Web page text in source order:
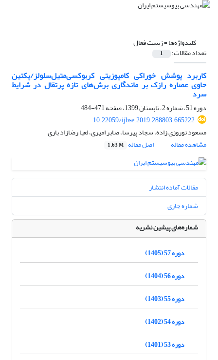
کلیدواژه‌ها =زیست فعال
تعداد مقالات: 1
کاربرد پوشش خوراکی کامپوزیتی کربوکسی‌متیل‌سلولز/پکتین
حاوی عصاره رازک بر ماندگاری برش‌های تازه پرتقال در شرایط
سرد
دوره 51، شماره 2، تابستان 1399، صفحه
471-484
10.22059/ijbse.2019.288803.665222
مسعود نوروزی زاده، سجاد پیرسا، صابر امیری، لعیا رضازاد باری
مشاهده مقاله
اصل مقاله 1.63 M
مقالات آماده انتشار
شماره جاری
شماره‌های پیشین نشریه
دوره 57 (1405)
دوره 56 (1404)
دوره 55 (1403)
دوره 54 (1402)
دوره 53 (1401)